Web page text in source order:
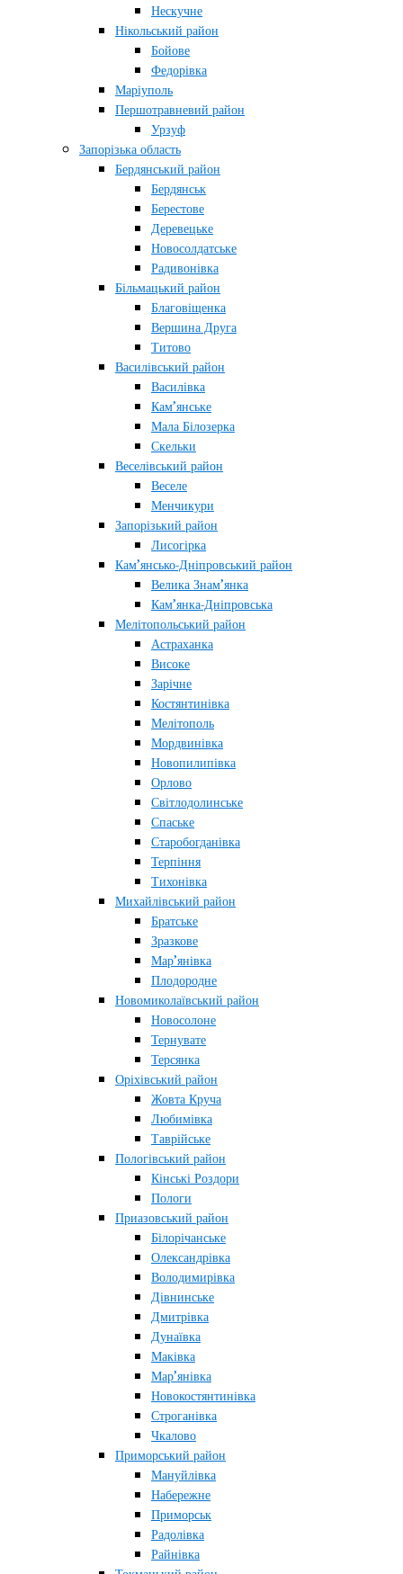
Нескучне
Нікольський район
Бойове
Федорівка
Маріуполь
Першотравневий район
Урзуф
Запорізька область
Бердянський район
Бердянськ
Берестове
Деревецьке
Новосолдатське
Радивонівка
Більмацький район
Благовіщенка
Вершина Друга
Титово
Василівський район
Василівка
Кам’янське
Мала Білозерка
Скельки
Веселівський район
Веселе
Менчикури
Запорізький район
Лисогірка
Кам’янсько-Дніпровський район
Велика Знам’янка
Кам’янка-Дніпровська
Мелітопольський район
Астраханка
Високе
Зарічне
Костянтинівка
Мелітополь
Мордвинівка
Новопилипівка
Орлово
Світлодолинське
Спаське
Старобогданівка
Терпіння
Тихонівка
Михайлівський район
Братське
Зразкове
Мар’янівка
Плодородне
Новомиколаївський район
Новосолоне
Тернувате
Терсянка
Оріхівський район
Жовта Круча
Любимівка
Таврійське
Пологівський район
Кінські Роздори
Пологи
Приазовський район
Білорічанське
Олександрівка
Володимирівка
Дівнинське
Дмитрівка
Дунаївка
Маківка
Мар’янівка
Новокостянтинівка
Строганівка
Чкалово
Приморський район
Мануйлівка
Набережне
Приморськ
Радолівка
Райнівка